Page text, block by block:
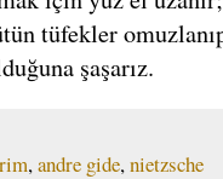
tüfekler
şaşarız.
,andre gide,nietzsche